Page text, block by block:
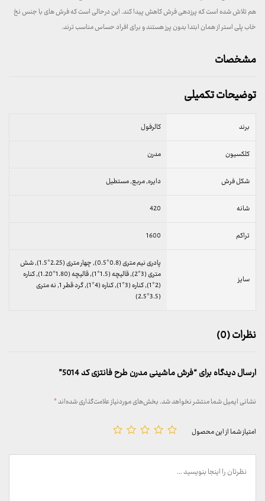
هم تلاش شده است که پرزدهی فرش کاهش پیدا کند. این درحالی است که فرش های با جنس نخ
خاب پلی استر از همان ابتدا بدون پرز هستند و برای افراد حساس مناسب ترند.
مشخصات
توضیحات تکمیلی
برند کالرفول
کلکسیون مدرن
شکل فرش دایره, مربع, مستطیل
شانه 420
تراکم 1600
سایز
پادری نیم متری (0.8*0.5), چهار متری (2.25*1.5), شش
متری (3*2), قالیچه (1.5*1), قالیچه (1.80*1.20), کناره
(2*1), کناره (3*1), کناره (4*1), گرد قطر 1, نه متری
(3.5*2.5)
نظرات (0)
ارسال دیدگاه برای “فرش ماشینی مدرن طرح فانتزی کد 5014”
نشانی ایمیل شما منتشر نخواهد شد.بخش‌های موردنیاز علامت‌گذاری شده‌اند*
امتیاز شما از این محصول